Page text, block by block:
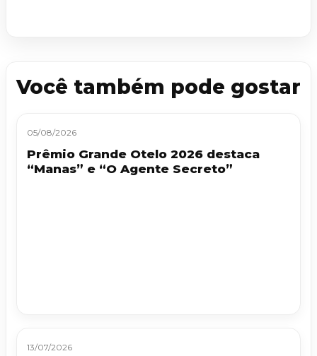
Você também pode gostar
05/08/2026
Prêmio Grande Otelo 2026 destaca
“Manas” e “O Agente Secreto”
13/07/2026